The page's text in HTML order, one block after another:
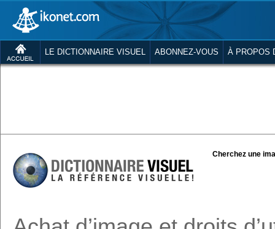
LE DICTIONNAIRE VISUEL ABONNEZ-VOUS À PROPOS
Cherchez une